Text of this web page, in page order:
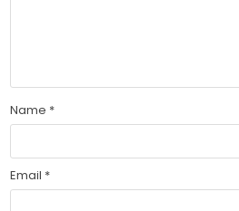
Name *
Email *